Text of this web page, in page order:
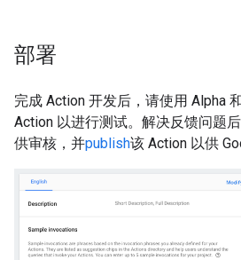
部署
完成 Action 开发后，请使用 Alpha
Action 以进行测试。解决反馈问题
供审核，并publish该 Action 以供